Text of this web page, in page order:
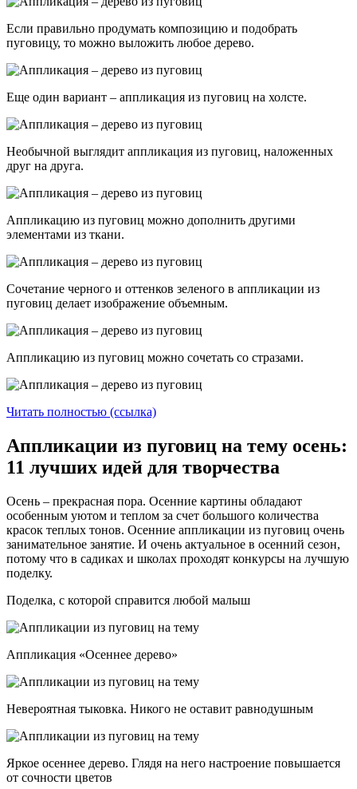
Если правильно продумать композицию и подобрать
пуговицу, то можно выложить любое дерево.
Еще один вариант – аппликация из пуговиц на холсте.
Необычной выглядит аппликация из пуговиц, наложенных
друг на друга.
Аппликацию из пуговиц можно дополнить другими
элементами из ткани.
Сочетание черного и оттенков зеленого в аппликации из
пуговиц делает изображение объемным.
Аппликацию из пуговиц можно сочетать со стразами.
Читать полностью (ссылка)
Аппликации из пуговиц на тему осень:
11 лучших идей для творчества
Осень – прекрасная пора. Осенние картины обладают
особенным уютом и теплом за счет большого количества
красок теплых тонов. Осенние аппликации из пуговиц очень
занимательное занятие. И очень актуальное в осенний сезон,
потому что в садиках и школах проходят конкурсы на лучшую
поделку.
Поделка, с которой справится любой малыш
Аппликация «Осеннее дерево»
Невероятная тыковка. Никого не оставит равнодушным
Яркое осеннее дерево. Глядя на него настроение повышается
от сочности цветов